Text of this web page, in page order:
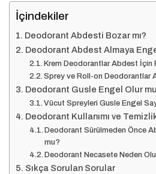
İçindekiler
Deodorant Abdesti Bozar mı?
Deodorant Abdest Almaya
Krem Deodorantlar Abdest İçin
Sprey ve Roll-on Deodorantlar
Deodorant Gusle Engel Olur
Vücut Spreyleri Gusle Engel
Deodorant Kullanımı ve
Deodorant Sürülmeden Önce
mu?
Deodorant Necasete Neden
Sıkça Sorulan Sorular